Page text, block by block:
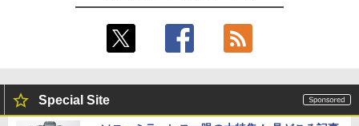
Special Site